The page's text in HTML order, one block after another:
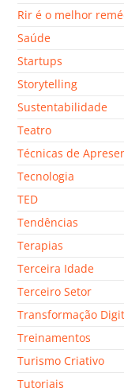
Rir é o melhor
Saúde
Startups
Storytelling
Sustentabilidade
Teatro
Técnicas de
Tecnologia
TED
Tendências
Terapias
Terceira Idade
Terceiro Setor
Transformação
Treinamentos
Turismo Criativo
Tutoriais